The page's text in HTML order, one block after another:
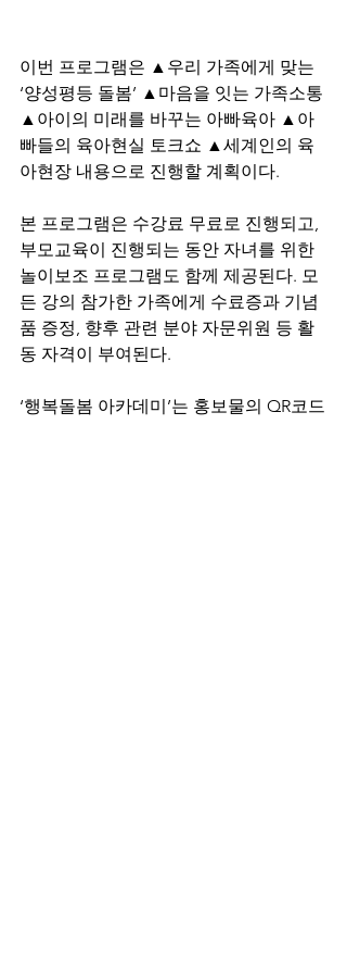
이번 프로그램은 ▲우리 가족에게 맞는
‘양성평등 돌봄’ ▲마음을 잇는 가족소통
▲아이의 미래를 바꾸는 아빠육아 ▲아
빠들의 육아현실 토크쇼 ▲세계인의 육
아현장 내용으로 진행할 계획이다.
본 프로그램은 수강료 무료로 진행되고,
부모교육이 진행되는 동안 자녀를 위한
놀이보조 프로그램도 함께 제공된다. 모
든 강의 참가한 가족에게 수료증과 기념
품 증정, 향후 관련 분야 자문위원 등 활
동 자격이 부여된다.
‘행복돌봄 아카데미’는 홍보물의 QR코드